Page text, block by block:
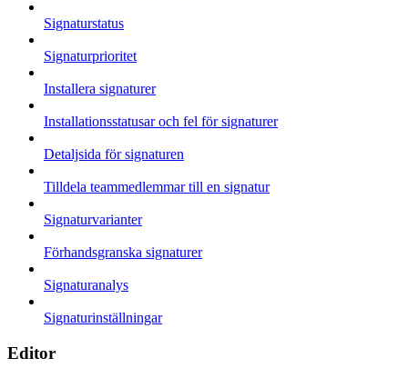
Signaturstatus
Signaturprioritet
Installera signaturer
Installationsstatusar och fel för signaturer
Detaljsida för signaturen
Tilldela teammedlemmar till en signatur
Signaturvarianter
Förhandsgranska signaturer
Signaturanalys
Signaturinställningar
Editor